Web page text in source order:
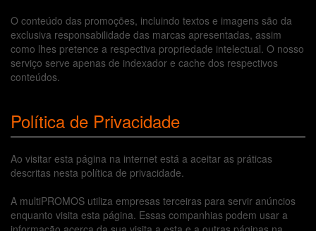
O conteúdo das promoções, incluindo textos e imagens são da
exclusiva responsabilidade das marcas apresentadas, assim
como lhes pretence a respectiva propriedade intelectual. O nosso
serviço serve apenas de indexador e cache dos respectivos
conteúdos.
Política de Privacidade
Ao visitar esta página na internet está a aceitar as práticas
descritas nesta política de privacidade.
A multiPROMOS utiliza empresas terceiras para servir anúncios
enquanto visita esta página. Essas companhias podem usar a